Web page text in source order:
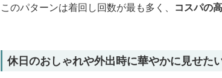
このパターンは着回し回数が最も多く、 コスパの
休日のおしゃれや外出時に華やかに見せた